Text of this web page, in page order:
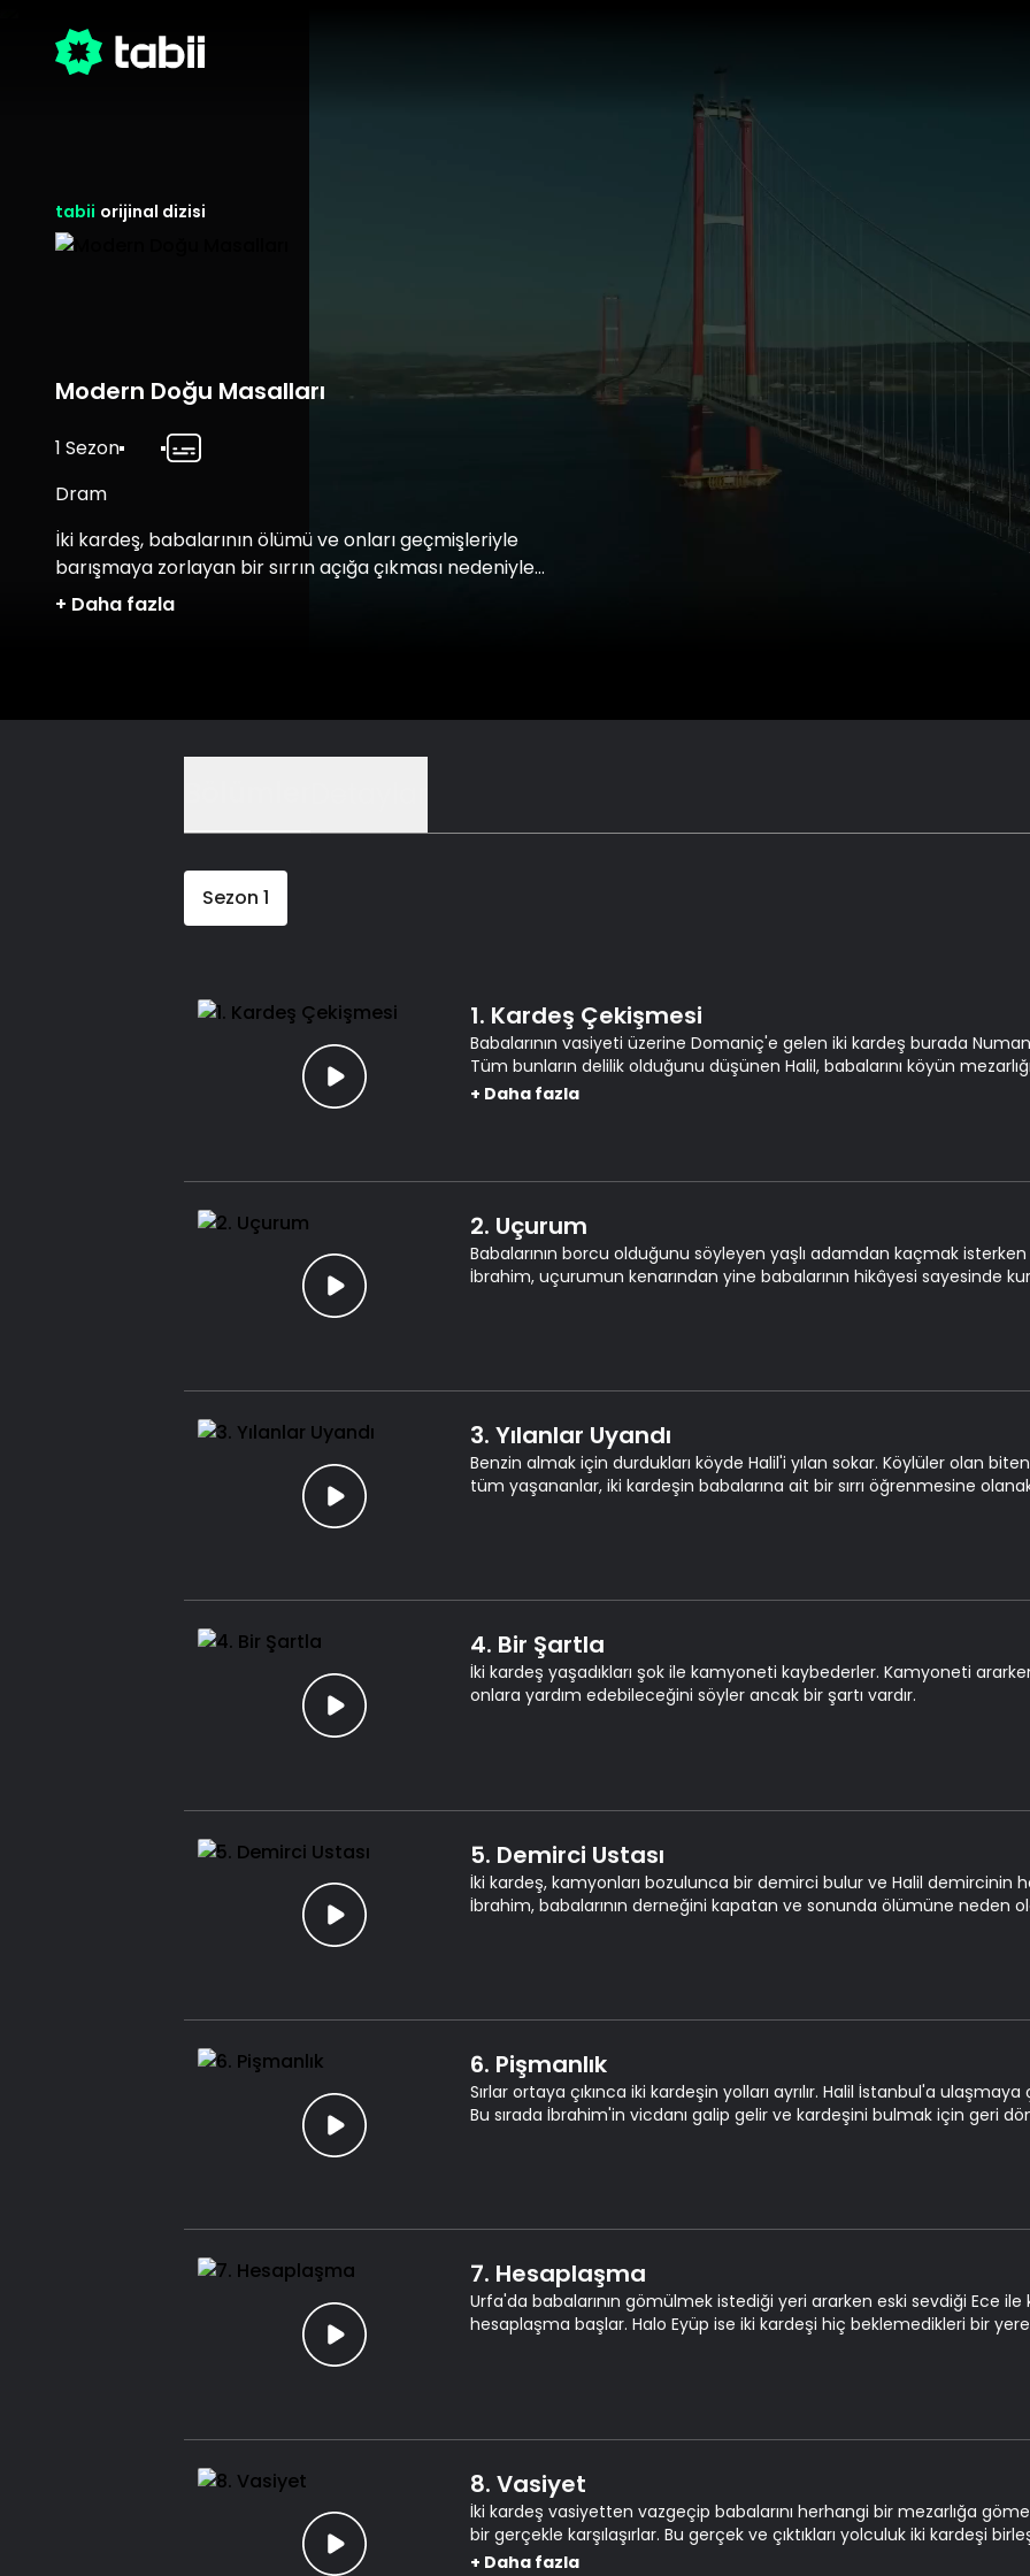
tabii orijinal dizisi
Modern Doğu Masalları
1 Sezon
Dram
İki kardeş, babalarının ölümü ve onları geçmişleriyle
barışmaya zorlayan bir sırrın açığa çıkması nedeniyle
yıllar sonra yeniden bir araya gelirler.
+ Daha fazla
Sezon 1
1. Kardeş Çekişmesi
Babalarının vasiyeti üzerine Domaniç'e gelen iki kardeş burada
Tüm bunların delilik olduğunu düşünen Halil, babalarını köyün
zorunda kalır.
+ Daha fazla
2. Uçurum
Babalarının borcu olduğunu söyleyen yaşlı adamdan kaçmak
İbrahim, uçurumun kenarından yine babalarının hikâyesi sayesinde
3. Yılanlar Uyandı
Benzin almak için durdukları köyde Halil'i yılan sokar. Köylüler olan
tüm yaşananlar, iki kardeşin babalarına ait bir sırrı öğrenmesine
4. Bir Şartla
İki kardeş yaşadıkları şok ile kamyoneti kaybederler. Kamyoneti
onlara yardım edebileceğini söyler ancak bir şartı vardır.
5. Demirci Ustası
İki kardeş, kamyonları bozulunca bir demirci bulur ve Halil demircinin
İbrahim, babalarının derneğini kapatan ve sonunda ölümüne neden
6. Pişmanlık
Sırlar ortaya çıkınca iki kardeşin yolları ayrılır. Halil İstanbul'a ulaşmaya
Bu sırada İbrahim'in vicdanı galip gelir ve kardeşini bulmak için geri
7. Hesaplaşma
Urfa'da babalarının gömülmek istediği yeri ararken eski sevdiği Ece
hesaplaşma başlar. Halo Eyüp ise iki kardeşi hiç beklemedikleri bir
8. Vasiyet
İki kardeş vasiyetten vazgeçip babalarını herhangi bir mezarlığa
bir gerçekle karşılaşırlar. Bu gerçek ve çıktıkları yolculuk iki kardeşi
istediği yere kavuşturmuştur.
+ Daha fazla